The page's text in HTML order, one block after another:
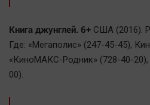
Афиша
Блогеркуль
Быстрый медиазавод
Вирус чтения
Вкусное
Книга джунглей. 6+ США (2016).
Где: «Мегаполис» (247-45-45),
«КиноМАКС-Родник» (728-40-20),
00).